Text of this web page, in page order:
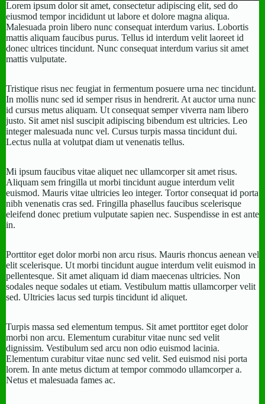
Lorem ipsum dolor sit amet, consectetur adipiscing elit, sed do
eiusmod tempor incididunt ut labore et dolore magna aliqua.
Malesuada proin libero nunc consequat interdum varius. Lobortis
mattis aliquam faucibus purus. Tellus id interdum velit laoreet id
donec ultrices tincidunt. Nunc consequat interdum varius sit amet
mattis vulputate.
Tristique risus nec feugiat in fermentum posuere urna nec tincidunt.
In mollis nunc sed id semper risus in hendrerit. At auctor urna nunc
id cursus metus aliquam. Ut consequat semper viverra nam libero
justo. Sit amet nisl suscipit adipiscing bibendum est ultricies. Leo
integer malesuada nunc vel. Cursus turpis massa tincidunt dui.
Lectus nulla at volutpat diam ut venenatis tellus.
Mi ipsum faucibus vitae aliquet nec ullamcorper sit amet risus.
Aliquam sem fringilla ut morbi tincidunt augue interdum velit
euismod. Mauris vitae ultricies leo integer. Tortor consequat id porta
nibh venenatis cras sed. Fringilla phasellus faucibus scelerisque
eleifend donec pretium vulputate sapien nec. Suspendisse in est ante
in.
Porttitor eget dolor morbi non arcu risus. Mauris rhoncus aenean vel
elit scelerisque. Ut morbi tincidunt augue interdum velit euismod in
pellentesque. Sit amet aliquam id diam maecenas ultricies. Non
sodales neque sodales ut etiam. Vestibulum mattis ullamcorper velit
sed. Ultricies lacus sed turpis tincidunt id aliquet.
Turpis massa sed elementum tempus. Sit amet porttitor eget dolor
morbi non arcu. Elementum curabitur vitae nunc sed velit
dignissim. Vestibulum sed arcu non odio euismod lacinia.
Elementum curabitur vitae nunc sed velit. Sed euismod nisi porta
lorem. In ante metus dictum at tempor commodo ullamcorper a.
Netus et malesuada fames ac.